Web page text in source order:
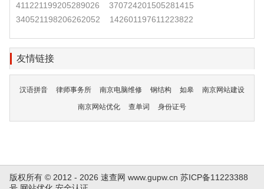
411221199205289026
370724201505281415
340521198206262052
142601197611223822
友情链接
汉语拼音 律师事务所 南京电脑维修 钢结构 如皋 南京网站建设
南京网站优化 查单词 身份证号
版权所有 © 2012 - 2026 速查网 www.gupw.cn 苏ICP备11223388